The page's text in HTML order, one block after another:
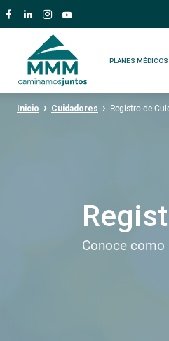
PLANES MÉDICOS
Inicio Cuidadores Registro de
Conoce como